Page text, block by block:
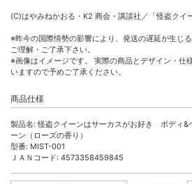
(C)はやみねかおる・K2 商会・講談社／「怪盗クイ
※昨今の国際情勢の影響により、発送の遅延が生じ
ご理解・ご了承下さい。
※画像はイメージです。 実際の商品とデザイン・仕
いますので予めご了承ください。
商品仕様
製品名: 怪盗クイーンはサーカスがお好き ボディ
ーン（ローズの香り）
型番: MIST-001
ＪＡＮコード: 4573358459845